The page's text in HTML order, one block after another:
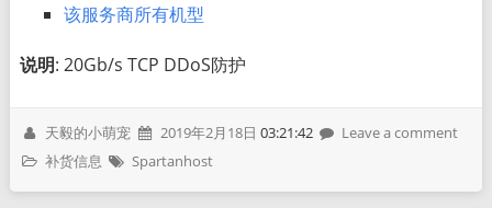
该服务商所有机型
说明: 20Gb/s TCP DDoS防护
天毅的小萌宠 2019年2月18日 03:21:42
Leave a comment
补货信息
Spartanhost